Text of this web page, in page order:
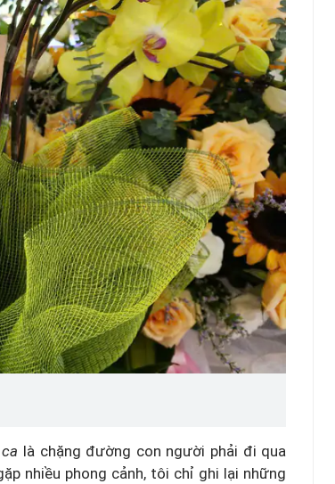
là chặng đường con người phải đi qua
nhiều phong cảnh, tôi chỉ ghi lại những